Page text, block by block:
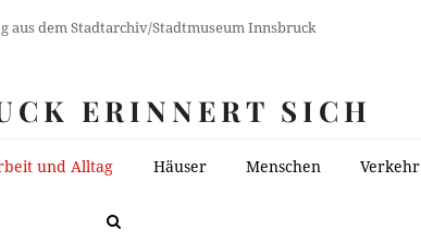
aus dem Stadtarchiv/Stadtmuseum Innsbruck
ERINNERT SICH
und Alltag Häuser Menschen Verkehr